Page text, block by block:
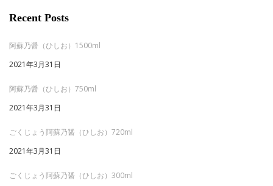
Recent Posts
阿蘇乃醤（ひしお）1500ml
2021年3月31日
阿蘇乃醤（ひしお）750ml
2021年3月31日
ごくじょう阿蘇乃醤（ひしお）720ml
2021年3月31日
ごくじょう阿蘇乃醤（ひしお）300ml